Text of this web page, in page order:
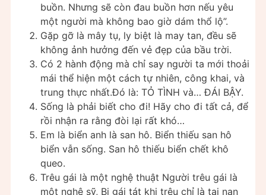
buồn. Nhưng sẽ còn đau buồn hơn nếu yêu
một người mà không bao giờ dám thổ lộ”.
Gặp gỡ là mây tụ, ly biệt là may tan, đều sẽ
không ảnh hưởng đến vẻ đẹp của bầu trời.
Có 2 hành động mà chỉ say người ta mới thoải
mái thể hiện một cách tự nhiên, công khai, và
trung thực nhất.Đó là: TỎ TÌNH và… ĐÁI BẬY.
Sống là phải biết cho đi! Hãy cho đi tất cả, để
rồi nhận ra rằng đòi lại rất khó…
Em là biển anh là san hô. Biển thiếu san hô
biển vẫn sống. San hô thiếu biển chết khô
queo.
Trêu gái là một nghệ thuật Người trêu gái là
một nghệ sỹ, Bị gái tát khi trêu chỉ là tai nạn